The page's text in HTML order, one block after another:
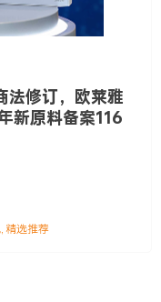
法修订，欧莱雅
新原料备案116
,精选推荐